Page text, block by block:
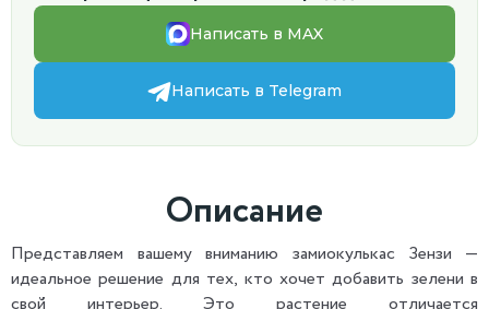
Написать в MAX
Написать в Telegram
Описание
Представляем вашему вниманию замиокулькас Зензи —
идеальное решение для тех, кто хочет добавить зелени в